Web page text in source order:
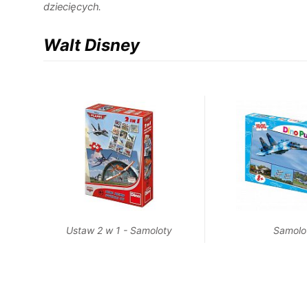
dziecięcych.
Walt Disney
Ustaw 2 w 1 - Samoloty